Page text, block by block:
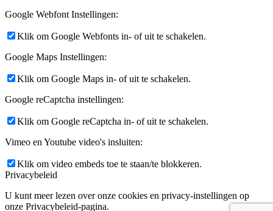
Google Webfont Instellingen:
Klik om Google Webfonts in- of uit te schakelen.
Google Maps Instellingen:
Klik om Google Maps in- of uit te schakelen.
Google reCaptcha instellingen:
Klik om Google reCaptcha in- of uit te schakelen.
Vimeo en Youtube video's insluiten:
Klik om video embeds toe te staan/te blokkeren.
Privacybeleid
U kunt meer lezen over onze cookies en privacy-instellingen op
onze Privacybeleid-pagina.